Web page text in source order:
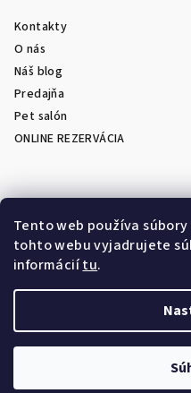
Tento web používa
tohto webu vyjadrujete
informáciítu.
Kontakty
O nás
Náš blog
Predajňa
Pet salón
ONLINE REZERVÁCIA
Prijímame online